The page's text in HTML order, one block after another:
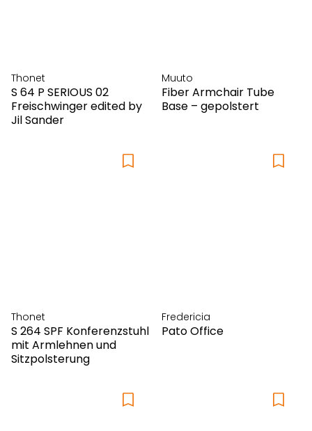
Thonet
S 64 P SERIOUS 02
Freischwinger edited by
Jil Sander
Muuto
Fiber Armchair Tube
Base – gepolstert
Thonet
S 264 SPF Konferenzstuhl
mit Armlehnen und
Sitzpolsterung
Fredericia
Pato Office